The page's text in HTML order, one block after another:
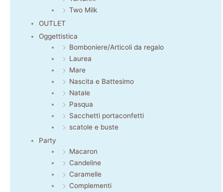
Two Milk
OUTLET
Oggettistica
Bomboniere/Articoli da regalo
Laurea
Mare
Nascita e Battesimo
Natale
Pasqua
Sacchetti portaconfetti
scatole e buste
Party
Macaron
Candeline
Caramelle
Complementi